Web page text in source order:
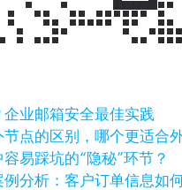
业邮箱安全最佳实践
点的区别，哪个更适合
易踩坑的“隐秘”环节？
分析：客户订单信息如